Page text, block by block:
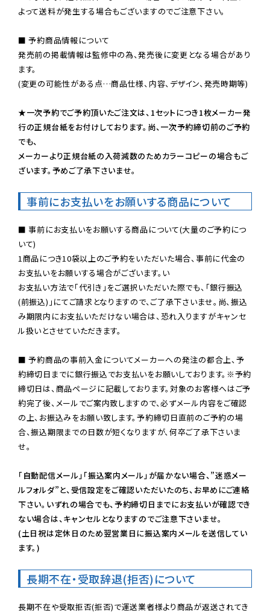
よって送料が発生する場合もございますのでご注意下さい。
■ 予約商品情報について
発売前の掲載情報は監修中の為、発売後に変更となる場合があり
ます。
(変更の可能性がある点…商品仕様、内容、デザイン、発売時期等)
★一次予約でご予約頂いたご注文は、1セットにつき1枚メーカー発
行の正規台紙をお付けしております。尚、一次予約締切前のご予約
でも、
メーカーより正規台紙の入荷減数のためカラーコピーの場合もご
ざいます。予めご了承下さいませ。
事前にお支払いをお願いする商品について
■ 事前にお支払いをお願いする商品について(大量のご予約につ
いて)
1商品につき10袋以上のご予約をいただいた場合、事前に代金の
お支払いをお願いする場合がございます。い
お支払い方法で「代引き」をご選択いただいた際でも、「銀行振込
(前振込)」にてご請求となりますので、ご了承下さいませ。尚、振込
み期限内にお支払いただけない場合は、恐れ入りますがキャンセ
ル扱いとさせていただきます。
■ 予約商品の事前入金についてメーカーへの発注の都合上、予
約締切日までに銀行振込でお支払いをお願いしております。※予約
締切日は、商品ページに記載しております。対象のお客様へはご予
約完了後、メールでご案内致しますので、必ずメール内容をご確認
の上、お振込みをお願い致します。予約締切日直前のご予約の場
合、振込期限までの日数が短くなりますが、何卒ご了承下さいま
せ。
「自動配信メール」「振込案内メール」が届かない場合、”迷惑メー
ルフォルダ”と、受信設定をご確認いただいたのち、お早めにご連絡
下さい。いずれの場合でも、予約締切日までにお支払いが確認でき
ない場合は、キャンセルとなりますのでご注意下さいませ。
(土日祝は定休日のため翌営業日に振込案内メールを送信してい
ます。)
長期不在・受取辞退(拒否)について
長期不在や受取拒否(拒否)で運送業者様より商品が返送されてき